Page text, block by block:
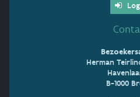
Herman
B-1000